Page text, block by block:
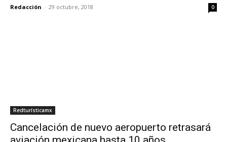
Redacción - 29 octubre, 2018 0
Redturísticamx
Cancelación de nuevo aeropuerto retrasará